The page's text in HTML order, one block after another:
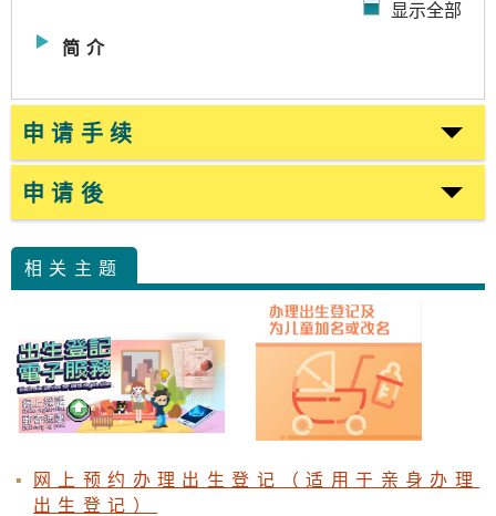
显示全部
简介
申请手续
申请後
相关主题
网上预约办理出生登记（适用于亲身办理
出生登记）